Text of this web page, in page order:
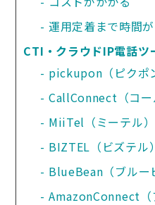
運用定着まで時間
CTI・クラウドIP電話ツ
pickupon（ピクポ
CallConnect（コー
MiiTel（ミーテル）
BIZTEL（ビズテル）
BlueBean（ブルー
AmazonConnect（